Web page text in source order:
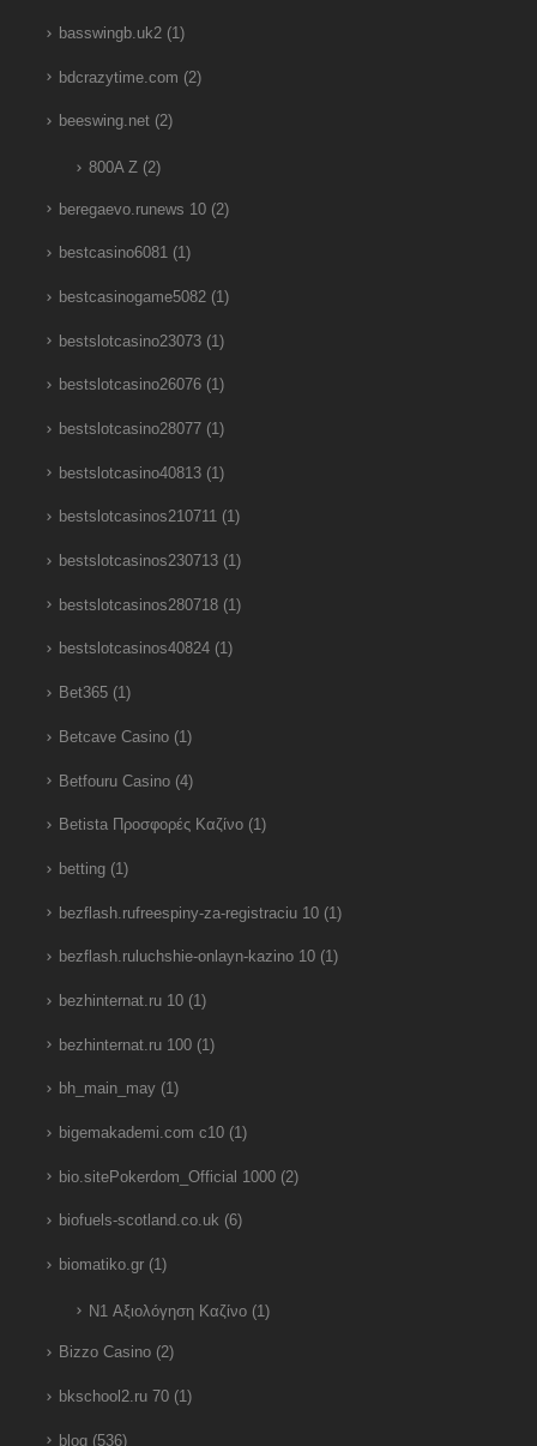
basswingb.uk2(1)
bdcrazytime.com (2)
beeswing.net(2)
800A Z(2)
beregaevo.runews 10(2)
bestcasino6081(1)
bestcasinogame5082(1)
bestslotcasino23073(1)
bestslotcasino26076(1)
bestslotcasino28077(1)
bestslotcasino40813(1)
bestslotcasinos210711(1)
bestslotcasinos230713(1)
bestslotcasinos280718(1)
bestslotcasinos40824(1)
Bet365(1)
Betcave Casino(1)
Betfouru Casino(4)
Betista Προσφορές Καζίνο(1)
betting(1)
bezflash.rufreespiny-za-registraciu 10(1)
bezflash.ruluchshie-onlayn-kazino 10(1)
bezhinternat.ru 10(1)
bezhinternat.ru 100(1)
bh_main_may(1)
bigemakademi.com c10(1)
bio.sitePokerdom_Official 1000(2)
biofuels-scotland.co.uk (6)
biomatiko.gr(1)
N1 Αξιολόγηση Καζίνο(1)
Bizzo Casino(2)
bkschool2.ru 70(1)
blog(536)